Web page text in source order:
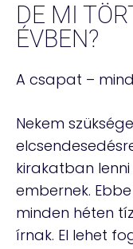
DE MI
ÉVBEN?
A csapat –
Nekem
kirakatban
embernek.
minden héten
írnak. El lehet